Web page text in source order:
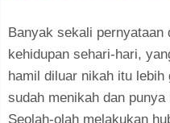
Banyak sekali pernyataan
kehidupan sehari-hari,
hamil diluar nikah itu lebih
sudah menikah dan
Seolah-olah melakukan